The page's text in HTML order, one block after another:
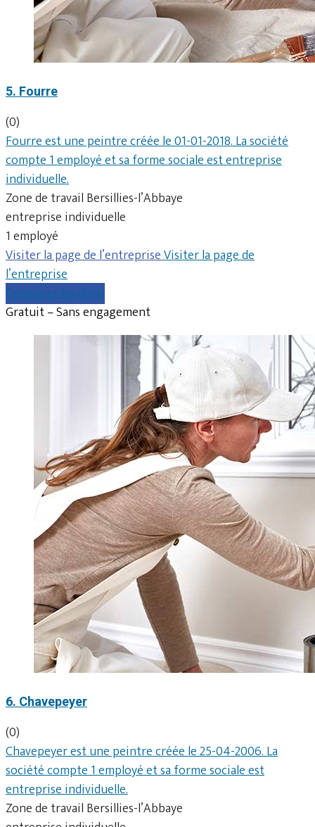
5. Fourre
(0)
Fourre est une peintre créée le 01-01-2018. La société
compte 1 employé et sa forme sociale est entreprise
individuelle.
Zone de travail Bersillies-l’Abbaye
entreprise individuelle
1 employé
Visiter la page de l’entrepriseVisiter la page de
l’entreprise
Comparer les devis
Gratuit – Sans engagement
6. Chavepeyer
(0)
Chavepeyer est une peintre créée le 25-04-2006. La
société compte 1 employé et sa forme sociale est
entreprise individuelle.
Zone de travail Bersillies-l’Abbaye